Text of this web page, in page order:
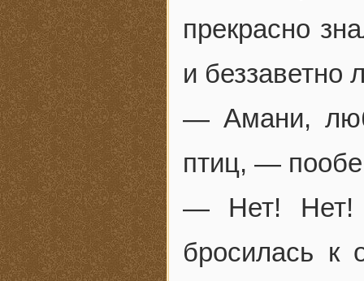
прекрасно
и беззаветно
— Амани,
птиц, —
— Нет! Нет!
бросилась к